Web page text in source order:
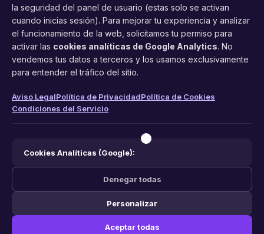
FacilCita
Asistente inteligente de citas por teléfono y WhatsApp.
Gestión profesional de agenda con IA para tu negocio.
Funciones
Aviso Legal
© 2026 FacilCita — Un servicio dePC64 Servicios Informaticos.
Hecho con ❤️ en España.
la seguridad del panel de usuario (estas solo se activan
cuando inicias sesión). Para mejorar tu experiencia y analizar
el funcionamiento de la web, solicitamos tu permiso para
activar las cookies analíticas de Google Analytics. No
vendemos tus datos a terceros y los usamos exclusivamente
para entender el tráfico del sitio.
Aviso LegalPolítica de PrivacidadPolítica de Cookies
Condiciones del Servicio
Cookies Analíticas (Google):
Denegar todas
Personalizar
Aceptar todas